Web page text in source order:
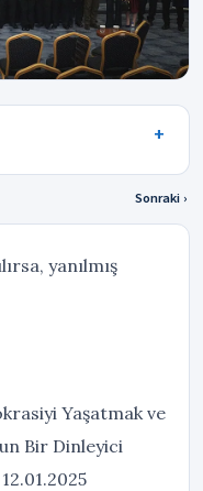
Sonraki ›
yanılmış
Yaşatmak ve
Bir Dinleyici